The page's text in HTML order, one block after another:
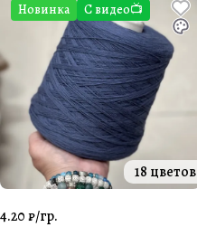
Новинка С видео📺
18 цветов
4.20 ₽/гр.